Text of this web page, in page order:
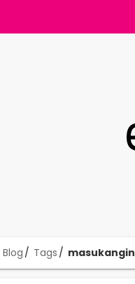
Blog Tags masukangin